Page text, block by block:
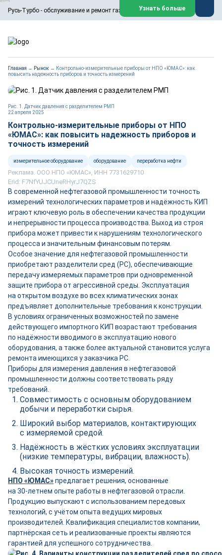
Русь-Турбо - обслуживание и ремонт газовых паровых турбин
ООО «Русь-Турбо» занимается сервисом газовых и паровых
турбин, комплексным ремонтом, восстановлением,
техническим обслуживанием оборудования ТЭС,
работают на нефтегазовых, нефтехимических,
металлургических и других предприятиях.
Реклама. ООО «Русь-Турбо», ИНН 7802588950
erid: F7NfYUJCUneVdwPs4znf
Перейти на сайт Закрыть
Узнать больше
Главная → Рынок → Контрольно-измерительные приборы от НПО «ЮМАС»: как
повысить надежность приборов и точность измерений
22 апреля 2025
Рис. 1. Датчик давления с разделителем РМП
Контрольно-измерительные приборы от НПО
«ЮМАС»: как повысить надежность приборов и
точность измерений
измерительное оборудование оборудование переработка нефти
Реклама. ООО НПО «ЮМАС», ИНН 7731629710
Erid: F7NfYUJCUneRHyrJ7QZS
В современной нефтегазовой промышленности точность
измерений технологических параметров и надёжность КИП
играют ключевую роль в обеспечении качества продукции
и непрерывности процесса производства. Выход из строя
прибора может привести к нарушениям технологического
процесса и значительным финансовым потерям.
Особое значение для нефтегазовой промышленности
приобретают разделители сред (РС), обеспечивающие
передачу измеряемых параметров при одновременной
защите прибора от агрессивной среды. Эксплуатация
на открытом воздухе во всех климатических зонах
предъявляет дополнительные требования к конструкции.
В условиях ограниченных возможностей по замене
действующего импортного КИП возрастают требования
по надёжности вводимого в эксплуатацию нового
оборудования, а также более актуальной становится услуга
ремонта имеющихся у заказчика РС.
Приборы для измерения давления в нефтегазовой
промышленности должны соответствовать ряду
требований.
Совместимость с основным оборудованием
добычи и переработки сырья.
Широкий выбор материалов, контактирующих
с измеряемой средой.
Надёжность в жёстких условиях эксплуатации
(низкие температуры, вибрации, влажность).
Высокая точность измерений.
НПО «ЮМАС»предлагает решения, основанные
на 30‑летнем опыте работы в нефтегазовой отрасли.
Продукцию выпускают с использованием передовых
технологий, с учётом опыта ведущих мировых
производителей. Квалификация специалистов компании,
партнёрская сеть и реализованные проекты являются
гарантией для успешного сотрудничества.